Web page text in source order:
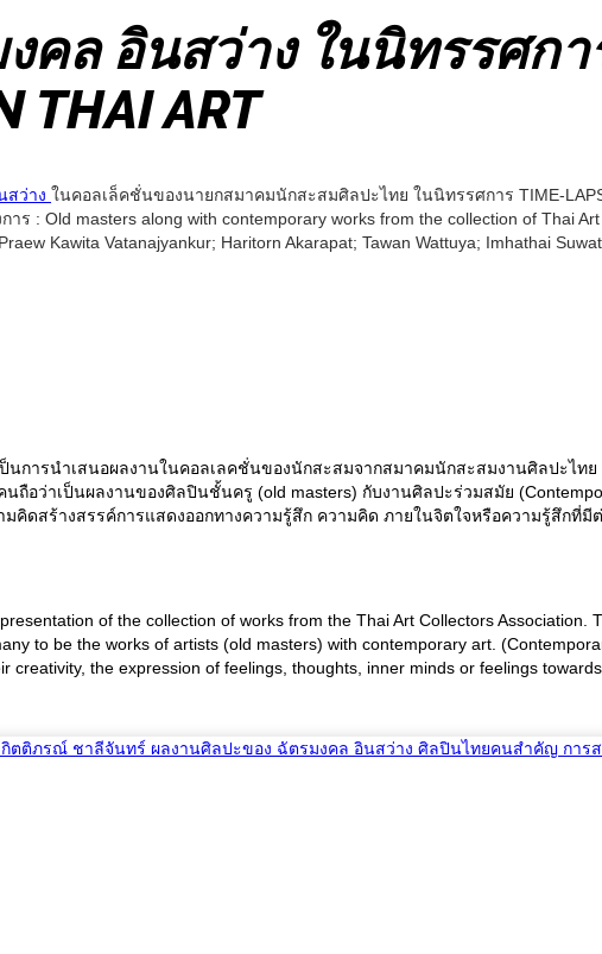
คล อินสว่าง ในนิทรรศกา
THAI ART
สว่าง ในคอลเล็คชั่นของนายกสมาคมนักสะสมศิลปะไทย ในนิทรรศการ TIME-
าร : Old masters along with contemporary works from the collection of Thai
Kawita Vatanajyankur; Haritorn Akarapat; Tawan Wattuya; Imhathai
นการนำเสนอผลงานในคอลเลคชั่นของนักสะสมจากสมาคมนักสะสมงานศิลปะไ
ถือว่าเป็นผลงานของศิลปินชั้นครู (old masters) กับงานศิลปะร่วมสมัย
คิดสร้างสรรค์การแสดงออกทางความรู้สึก ความคิด ภายในจิตใจหรือความรู้สึกที่
of the collection of works from the Thai Art Collectors
to be the works of artists (old masters) with contemporary art.
creativity, the expression of feelings, thoughts, inner minds or feelings